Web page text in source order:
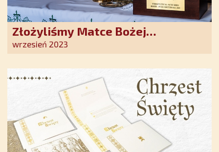
Złożyliśmy Matce Bożej
Ostrobramskiej pozłacane wotum
wrzesień 2023